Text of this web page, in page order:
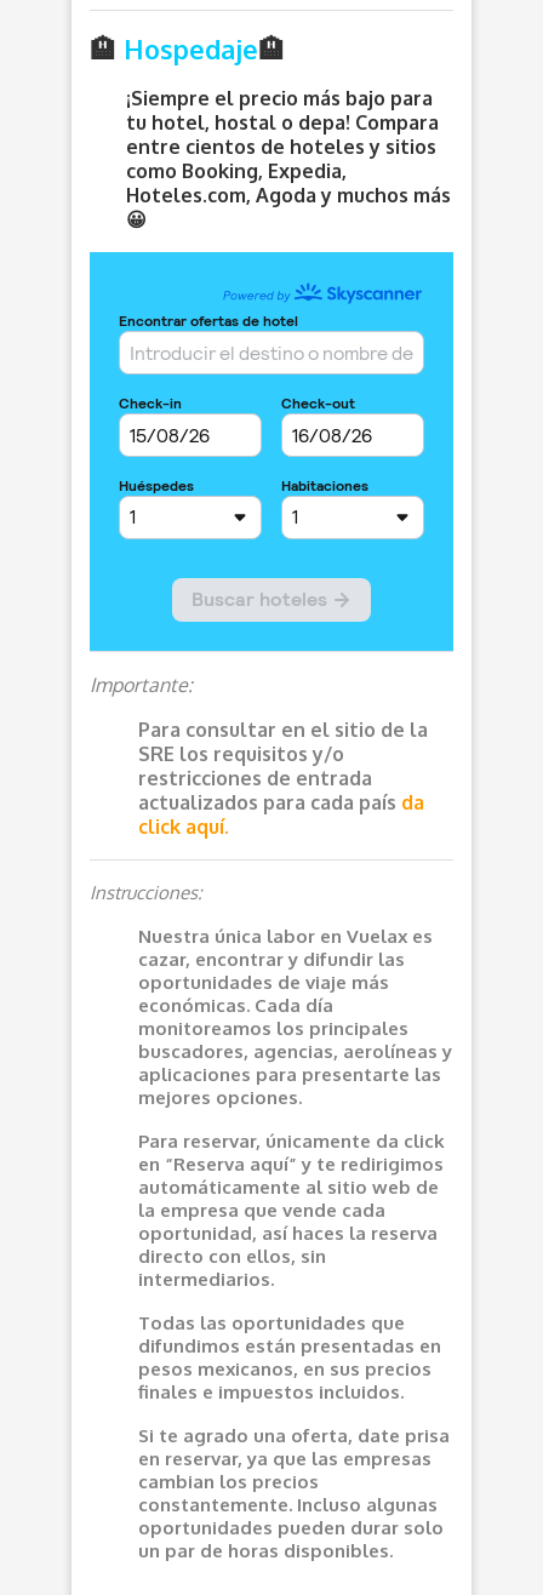
🏨 Hospedaje🏨
¡Siempre el precio más bajo para
tu hotel, hostal o depa! Compara
entre cientos de hoteles y sitios
como Booking, Expedia,
Hoteles.com, Agoda y muchos más
😀
Importante:
Para consultar en el sitio de la
SRE los requisitos y/o
restricciones de entrada
actualizados para cada país da
click aquí.
Instrucciones:
Nuestra única labor en Vuelax es
cazar, encontrar y difundir las
oportunidades de viaje más
económicas. Cada día
monitoreamos los principales
buscadores, agencias, aerolíneas y
aplicaciones para presentarte las
mejores opciones.
Para reservar, únicamente da click
en “Reserva aquí” y te redirigimos
automáticamente al sitio web de
la empresa que vende cada
oportunidad, así haces la reserva
directo con ellos, sin
intermediarios.
Todas las oportunidades que
difundimos están presentadas en
pesos mexicanos, en sus precios
finales e impuestos incluidos.
Si te agrado una oferta, date prisa
en reservar, ya que las empresas
cambian los precios
constantemente. Incluso algunas
oportunidades pueden durar solo
un par de horas disponibles.